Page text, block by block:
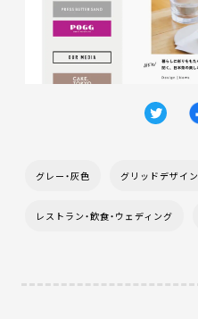
グレー・灰色 グリッドデザイン
レストラン・飲食・ウェディング